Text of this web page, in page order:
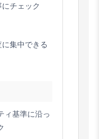
チェック
集中できる
ィ基準に沿っ